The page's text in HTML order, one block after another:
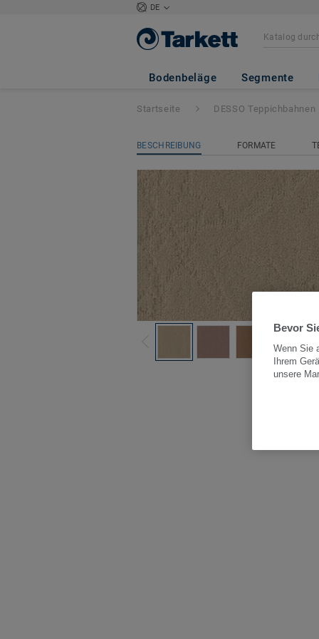
DE
Bodenbeläge Segmente
DESSO Flagstone
Startseite DESSO Teppichbahnen
BESCHREIBUNG FORMATE
Alle
Bevor
Wenn Sie
Ihrem
unsere